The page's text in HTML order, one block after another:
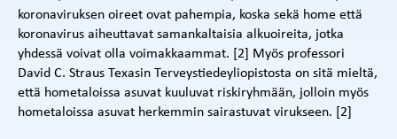
koronaviruksen oireet ovat pahempia, koska sekä home että
koronavirus aiheuttavat samankaltaisia alkuoireita, jotka
yhdessä voivat olla voimakkaammat. [2] Myös professori
David C. Straus Texasin Terveystiedeyliopistosta on sitä mieltä,
että hometaloissa asuvat kuuluvat riskiryhmään, jolloin myös
hometaloissa asuvat herkemmin sairastuvat virukseen. [2]